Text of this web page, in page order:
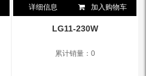
详细信息 加入购物车
LG11-230W
累计销量：0